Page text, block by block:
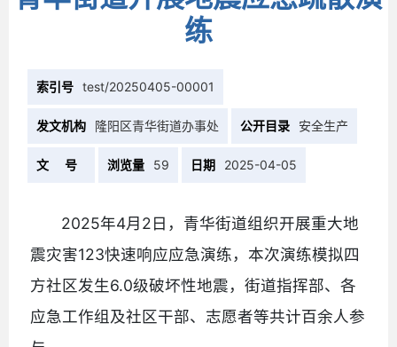
练
索引号 test/20250405-00001
发文机构 隆阳区青华街道办事处 公开目录 安全生产
文 号 浏览量 59 日期 2025-04-05
2025年4月2日，青华街道组织开展重大地
震灾害123快速响应应急演练，本次演练模拟四
方社区发生6.0级破坏性地震，街道指挥部、各
应急工作组及社区干部、志愿者等共计百余人参